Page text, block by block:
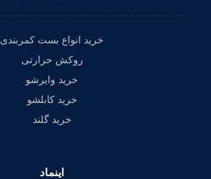
خرید انواع بست کمربندی
روکش حرارتی
خرید وایرشو
خرید کابلشو
خرید گلند
اینماد